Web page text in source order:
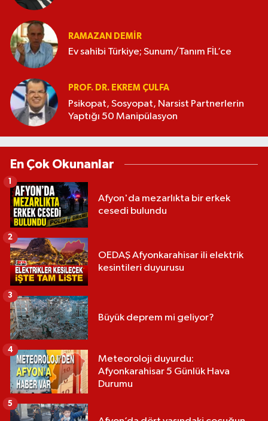
RAMAZAN DEMİR
Ev sahibi Türkiye; Sunum/Tanım FİL’ce
PROF. DR. EKREM ÇULFA
Psikopat, Sosyopat, Narsist Partnerlerin
Yaptığı 50 Manipülasyon
En Çok Okunanlar
Afyon'da mezarlıkta bir erkek
cesedi bulundu
1
OEDAŞ Afyonkarahisar ili elektrik
kesintileri duyurusu
2
Büyük deprem mi geliyor?
3
Meteoroloji duyurdu:
Afyonkarahisar 5 Günlük Hava
Durumu
4
5